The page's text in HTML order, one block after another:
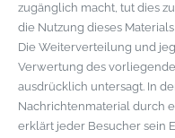
zugänglich macht, tut dies
die Nutzung dieses
Die Weiterverteilung und
Verwertung des
ausdrücklich untersagt. In
Nachrichtenmaterial durch
erklärt jeder Besucher sein